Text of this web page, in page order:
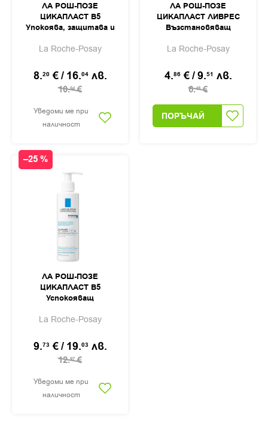
ЛА РОШ-ПОЗЕ
ЦИКАПЛАСТ B5
Упокоява, защитава и
след оперативни
козметични пилинги и
пост-лазерни
процедури балсам
La Roche-Posay
8.20 €/ 16.04 лв.
10.94 €
Уведоми ме при
наличност
ЛА РОШ-ПОЗЕ
ЦИКАПЛАСТ ЛИВРЕС
Възстановяващ
устни 7,5мл
La Roche-Posay
4.86 €/9.51 лв.
6.48 €
ПОРЪЧАЙ
–25 %
ЛА РОШ-ПОЗЕ
ЦИКАПЛАСТ B5
Успокояващ
лице, тяло и скалп
La Roche-Posay
9.73 €/ 19.03 лв.
12.97 €
Уведоми ме при
наличност